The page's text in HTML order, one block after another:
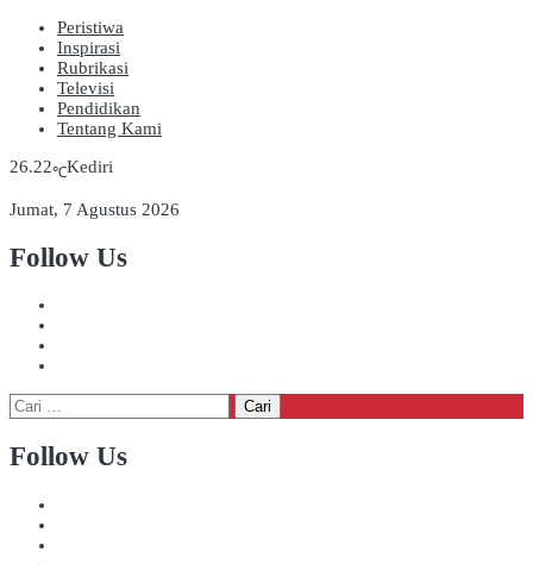
Peristiwa
Inspirasi
Rubrikasi
Televisi
Pendidikan
Tentang Kami
26.22℃Kediri
Jumat, 7 Agustus 2026
Follow Us
Cari
untuk:
Follow Us